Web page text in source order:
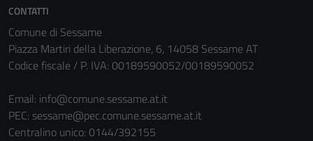
CONTATTI
Comune di Sessame
Piazza Martiri della Liberazione, 6, 14058 Sessame AT
Codice fiscale / P. IVA: 00189590052/00189590052
Email: info@comune.sessame.at.it
PEC: sessame@pec.comune.sessame.at.it
Centralino unico: 0144/392155